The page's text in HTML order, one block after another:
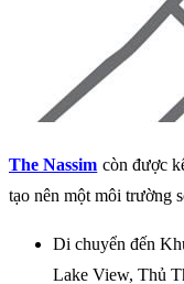
The Nassim còn được
tạo nên một môi trường
Di chuyển đến
Lake View, Thủ